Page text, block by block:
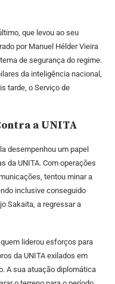
que levou ao seu
por Manuel Hélder Vieira
de segurança do regime.
da inteligência nacional,
tarde, o Serviço de
a UNITA
desempenhou um papel
da UNITA. Com operações
tentou minar a
inclusive conseguido
Sakaita, a regressar a
liderou esforços para
da UNITA exilados em
A sua atuação diplomática